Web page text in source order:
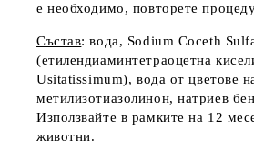
е необходимо, повторете
Състав: вода, Sodium Coceth
(етилендиаминтетраоцетна
Usitatissimum), вода от цветове
метилизотиазолинон, натриев
Използвайте в рамките на 12
животни.